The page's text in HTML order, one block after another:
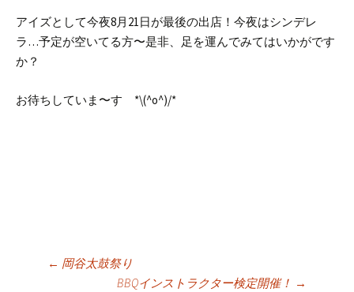
アイズとして今夜8月21日が最後の出店！今夜はシンデレ
ラ…予定が空いてる方〜是非、足を運んでみてはいかがです
か？
お待ちしていま〜す *\(^o^)/*
← 岡谷太鼓祭り
BBQインストラクター検定開催！ →